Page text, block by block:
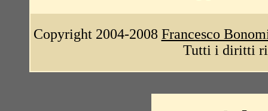
Copyright 2004-2008 Francesco
Tutti i diritti